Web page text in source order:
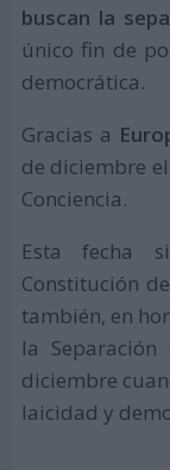
buscan la
único fin de
democrática.
Gracias a
de diciembre
Conciencia.
Esta fecha
Constitución
también, en
la
diciembre
laicidad y